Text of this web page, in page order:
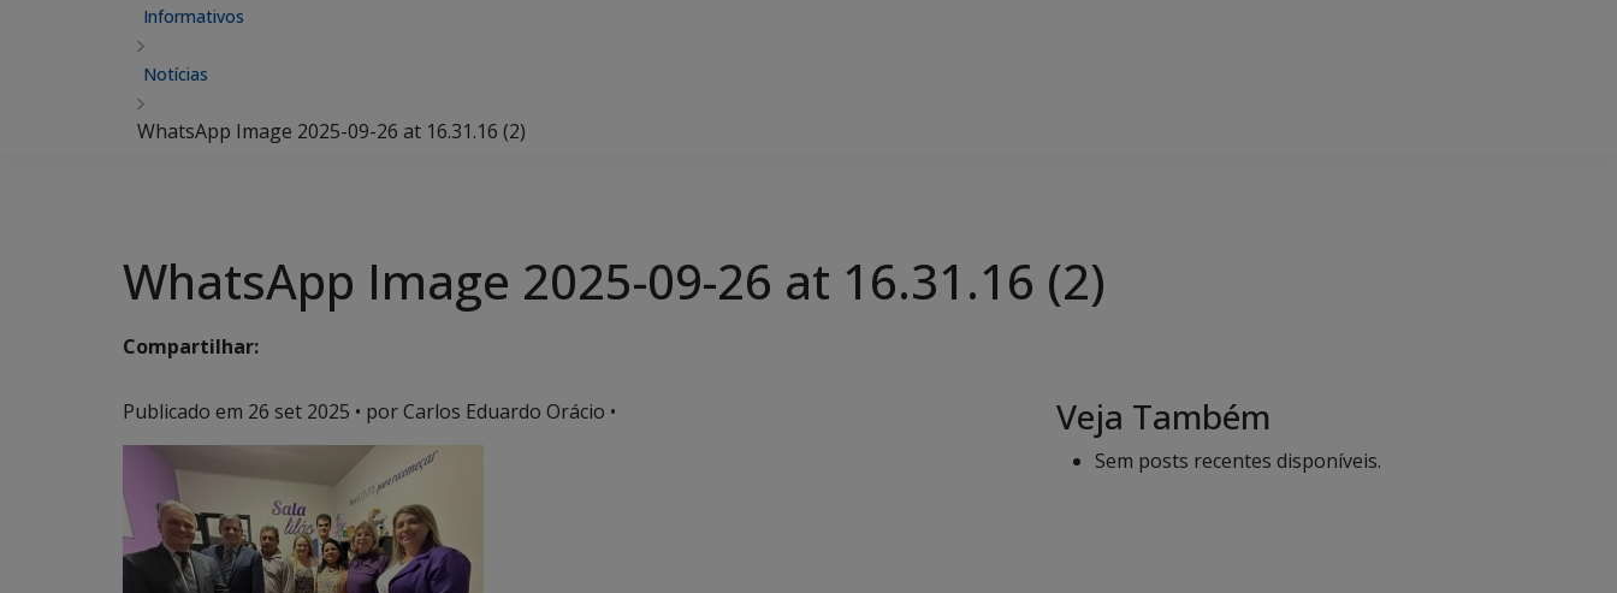
Informativos
Notícias
WhatsApp Image 2025-09-26 at 16.31.16 (2)
WhatsApp Image 2025-09-26 at 16.31.16 (2)
Compartilhar:
Publicado em 26 set 2025 • por Carlos Eduardo Orácio • Veja Também
Sem posts recentes disponíveis.